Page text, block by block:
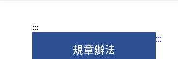
:::
規章辦法
:::